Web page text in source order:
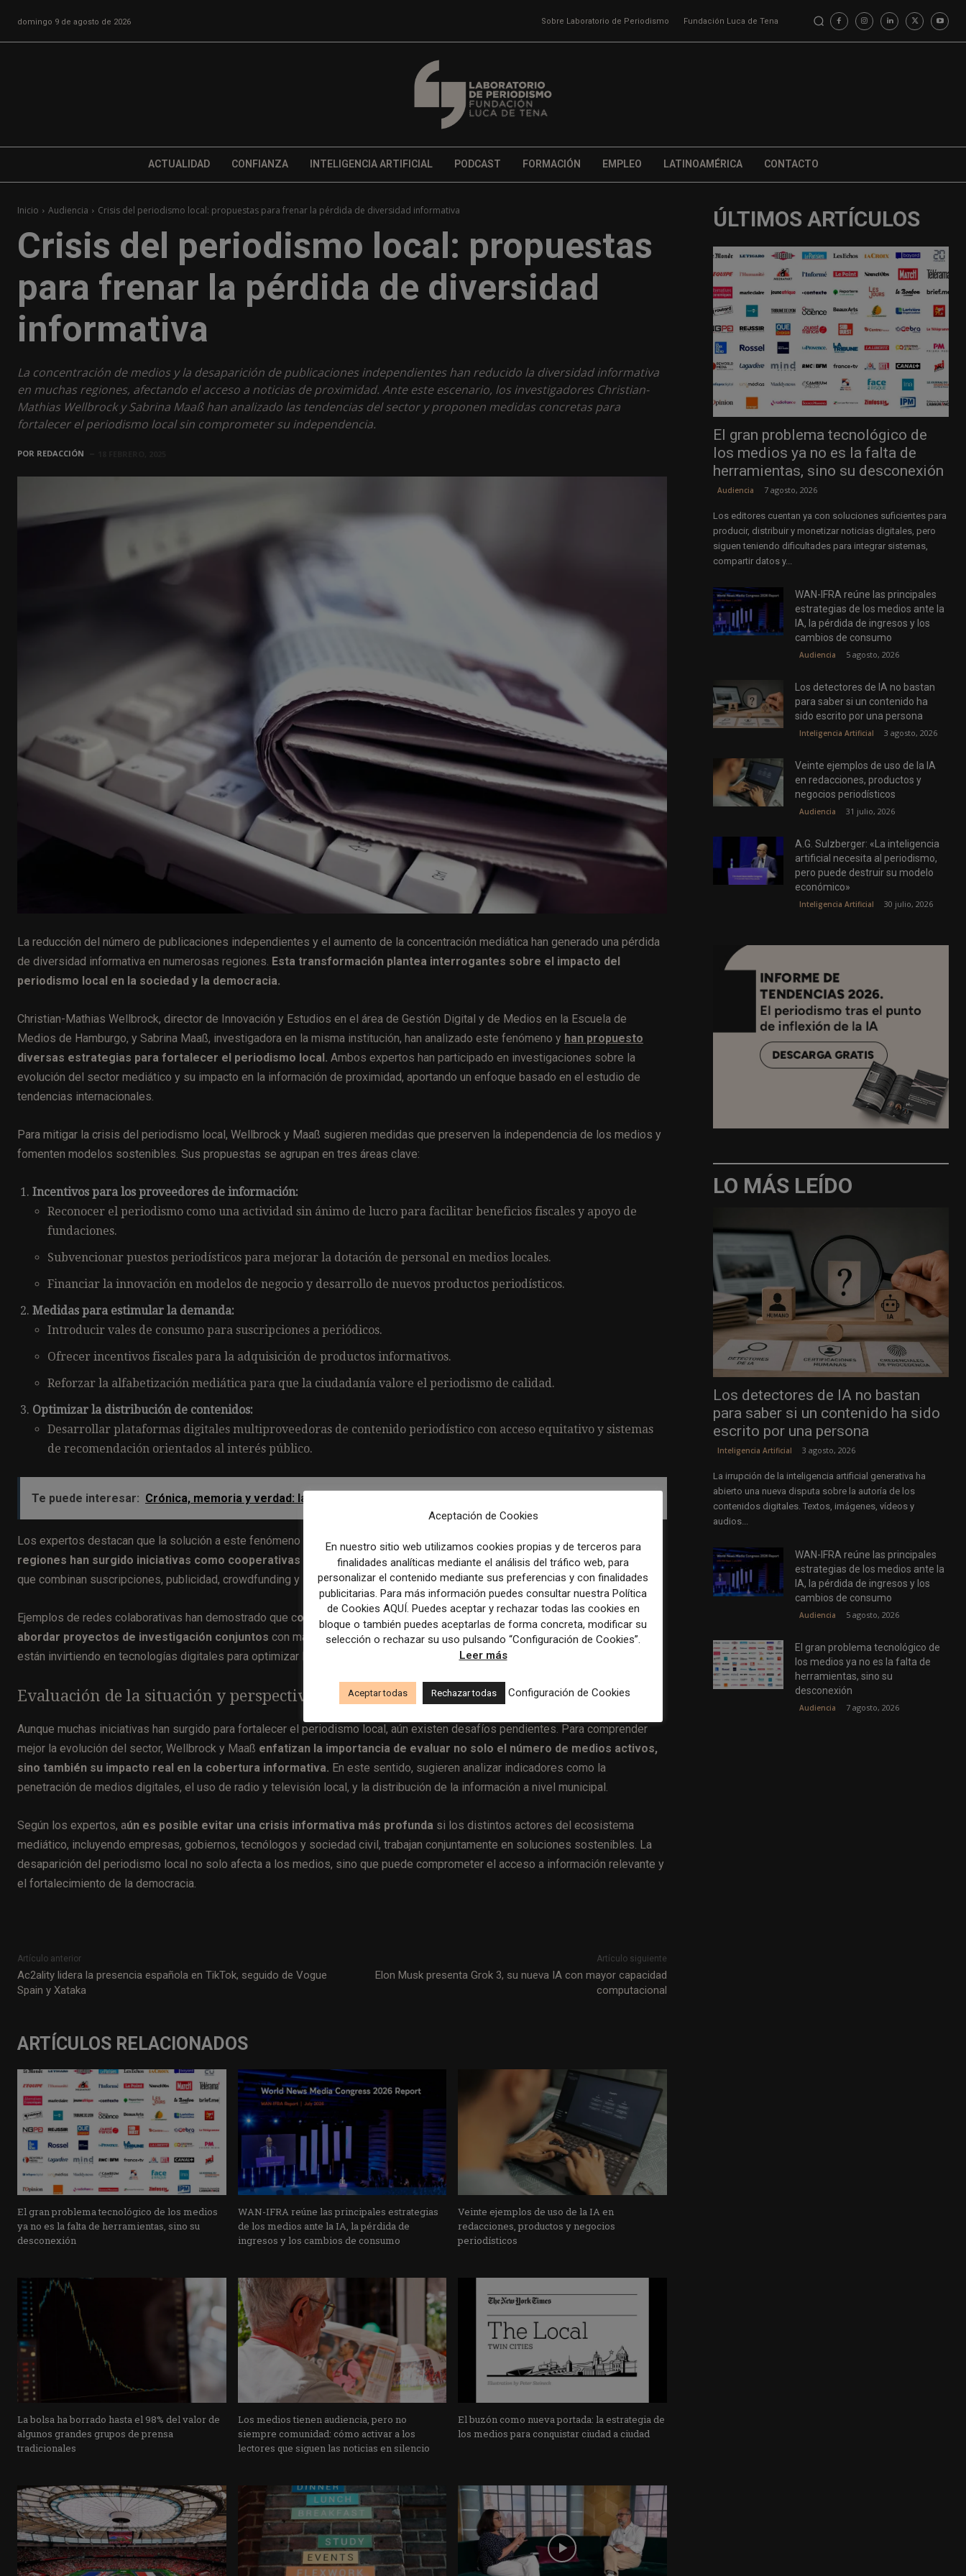
domingo 9 de agosto de 2026 Sobre Laboratorio de Periodismo Fundación Luca de Tena
ACTUALIDAD CONFIANZA INTELIGENCIA ARTIFICIAL PODCAST FORMACIÓN EMPLEO LATINOAMÉRICA CONTACTO
Inicio Audiencia Crisis del periodismo local: propuestas para frenar la pérdida de diversidad informativa
Crisis del periodismo local: propuestas
para frenar la pérdida de diversidad
informativa
La concentración de medios y la desaparición de publicaciones independientes han reducido la diversidad informativa
en muchas regiones, afectando el acceso a noticias de proximidad. Ante este escenario, los investigadores Christian-
Mathias Wellbrock y Sabrina Maaß han analizado las tendencias del sector y proponen medidas concretas para
fortalecer el periodismo local sin comprometer su independencia.
POR REDACCIÓN
La reducción del número de publicaciones independientes y el aumento de la concentración mediática han generado una pérdida
de diversidad informativa en numerosas regiones. Esta transformación plantea interrogantes sobre el impacto del
periodismo local en la sociedad y la democracia.
Christian-Mathias Wellbrock, director de Innovación y Estudios en el área de Gestión Digital y de Medios en la Escuela de
Medios de Hamburgo, y Sabrina Maaß, investigadora en la misma institución, han analizado este fenómeno y han propuesto
diversas estrategias para fortalecer el periodismo local. Ambos expertos han participado en investigaciones sobre la
evolución del sector mediático y su impacto en la información de proximidad, aportando un enfoque basado en el estudio de
tendencias internacionales.
Para mitigar la crisis del periodismo local, Wellbrock y Maaß sugieren medidas que preserven la independencia de los medios y
fomenten modelos sostenibles. Sus propuestas se agrupan en tres áreas clave:
Incentivos para los proveedores de información:
Reconocer el periodismo como una actividad sin ánimo de lucro para facilitar beneficios fiscales y apoyo de
fundaciones.
Subvencionar puestos periodísticos para mejorar la dotación de personal en medios locales.
Financiar la innovación en modelos de negocio y desarrollo de nuevos productos periodísticos.
Medidas para estimular la demanda:
Introducir vales de consumo para suscripciones a periódicos.
Ofrecer incentivos fiscales para la adquisición de productos informativos.
Reforzar la alfabetización mediática para que la ciudadanía valore el periodismo de calidad.
Optimizar la distribución de contenidos:
Desarrollar plataformas digitales multiproveedoras de contenido periodístico con acceso equitativo y sistemas
de recomendación orientados al interés público.
Te puede interesar: Crónica, memoria y verdad: las lecciones periodísticas de Sergio Ramírez
Los expertos destacan que la solución a este fenómeno no depende exclusivamente de políticas públicas.
En diversas
regiones han surgido iniciativas como cooperativas ciudadanas que gestionan medios locales y modelos de negocio
que combinan suscripciones, publicidad, crowdfunding y servicios adicionales como eventos o consultoría.
Ejemplos de redes colaborativas han demostrado que compartir recursos e infraestructuras permite a los medios locales
abordar proyectos de investigación conjuntos con mayor eficiencia. Además, las organizaciones periodísticas tradicionales
están invirtiendo en tecnologías digitales para optimizar la producción y distribución de noticias.
Evaluación de la situación y perspectivas futuras
Aunque muchas iniciativas han surgido para fortalecer el periodismo local, aún existen desafíos pendientes. Para comprender
mejor la evolución del sector, Wellbrock y Maaß enfatizan la importancia de evaluar no solo el número de medios activos,
sino también su impacto real en la cobertura informativa. En este sentido, sugieren analizar indicadores como la
penetración de medios digitales, el uso de radio y televisión local, y la distribución de la información a nivel municipal.
Según los expertos, aún es posible evitar una crisis informativa más profunda si los distintos actores del ecosistema
mediático, incluyendo empresas, gobiernos, tecnólogos y sociedad civil, trabajan conjuntamente en soluciones sostenibles. La
desaparición del periodismo local no solo afecta a los medios, sino que puede comprometer el acceso a información relevante y
el fortalecimiento de la democracia.
Artículo anterior
Ac2ality lidera la presencia española en TikTok, seguido de Vogue
Spain y Xataka
Artículo siguiente
Elon Musk presenta Grok 3, su nueva IA con mayor capacidad
computacional
ARTÍCULOS RELACIONADOS
El gran problema tecnológico de los medios
ya no es la falta de herramientas, sino su
desconexión
WAN-IFRA reúne las principales estrategias
de los medios ante la IA, la pérdida de
ingresos y los cambios de consumo
Veinte ejemplos de uso de la IA en
redacciones, productos y negocios
periodísticos
La bolsa ha borrado hasta el 98% del valor de
algunos grandes grupos de prensa
tradicionales
Los medios tienen audiencia, pero no
siempre comunidad: cómo activar a los
lectores que siguen las noticias en silencio
El buzón como nueva portada: la estrategia de
los medios para conquistar ciudad a ciudad
ÚLTIMOS ARTÍCULOS
El gran problema tecnológico de
los medios ya no es la falta de
herramientas, sino su desconexión
Audiencia 7 agosto, 2026
Los editores cuentan ya con soluciones suficientes para
producir, distribuir y monetizar noticias digitales, pero
siguen teniendo dificultades para integrar sistemas,
compartir datos y...
WAN-IFRA reúne las principales
estrategias de los medios ante la
IA, la pérdida de ingresos y los
cambios de consumo
Audiencia 5 agosto, 2026
Los detectores de IA no bastan
para saber si un contenido ha
sido escrito por una persona
Inteligencia Artificial 3 agosto, 2026
Veinte ejemplos de uso de la IA
en redacciones, productos y
negocios periodísticos
Audiencia 31 julio, 2026
A.G. Sulzberger: «La inteligencia
artificial necesita al periodismo,
pero puede destruir su modelo
económico»
Inteligencia Artificial 30 julio, 2026
LO MÁS LEÍDO
Los detectores de IA no bastan
para saber si un contenido ha sido
escrito por una persona
Inteligencia Artificial 3 agosto, 2026
La irrupción de la inteligencia artificial generativa ha
abierto una nueva disputa sobre la autoría de los
contenidos digitales. Textos, imágenes, vídeos y
audios...
WAN-IFRA reúne las principales
estrategias de los medios ante la
IA, la pérdida de ingresos y los
cambios de consumo
Audiencia 5 agosto, 2026
El gran problema tecnológico de
los medios ya no es la falta de
herramientas, sino su
desconexión
Audiencia 7 agosto, 2026
Aceptación de Cookies
En nuestro sitio web utilizamos cookies propias y de terceros para
finalidades analíticas mediante el análisis del tráfico web, para
personalizar el contenido mediante sus preferencias y con finalidades
publicitarias. Para más información puedes consultar nuestra Política
de Cookies AQUÍ. Puedes aceptar y rechazar todas las cookies en
bloque o también puedes aceptarlas de forma concreta, modificar su
selección o rechazar su uso pulsando “Configuración de Cookies”.
Leer más
Aceptar todas Rechazar todas Configuración de Cookies